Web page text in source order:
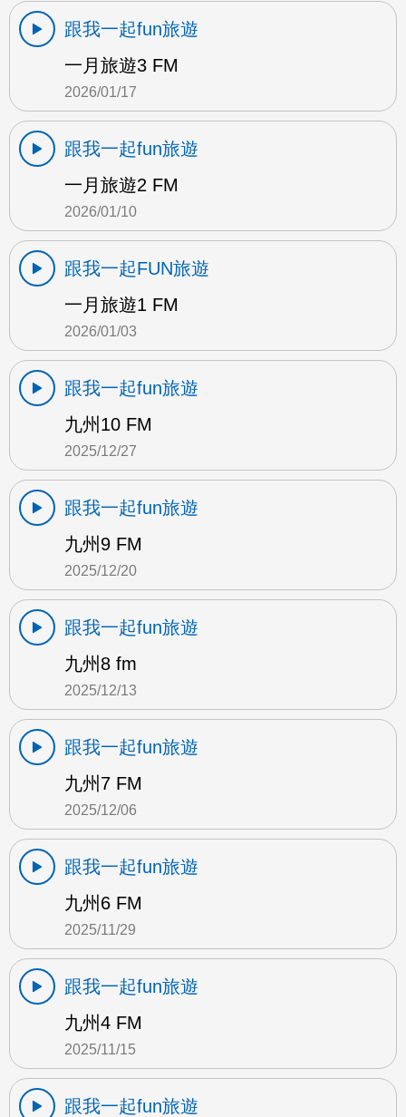
跟我一起fun旅遊
一月旅遊3 FM
2026/01/17
跟我一起fun旅遊
一月旅遊2 FM
2026/01/10
跟我一起FUN旅遊
一月旅遊1 FM
2026/01/03
跟我一起fun旅遊
九州10 FM
2025/12/27
跟我一起fun旅遊
九州9 FM
2025/12/20
跟我一起fun旅遊
九州8 fm
2025/12/13
跟我一起fun旅遊
九州7 FM
2025/12/06
跟我一起fun旅遊
九州6 FM
2025/11/29
跟我一起fun旅遊
九州4 FM
2025/11/15
跟我一起fun旅遊